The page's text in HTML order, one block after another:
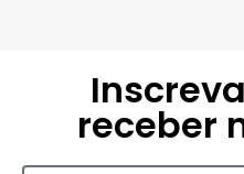
receber